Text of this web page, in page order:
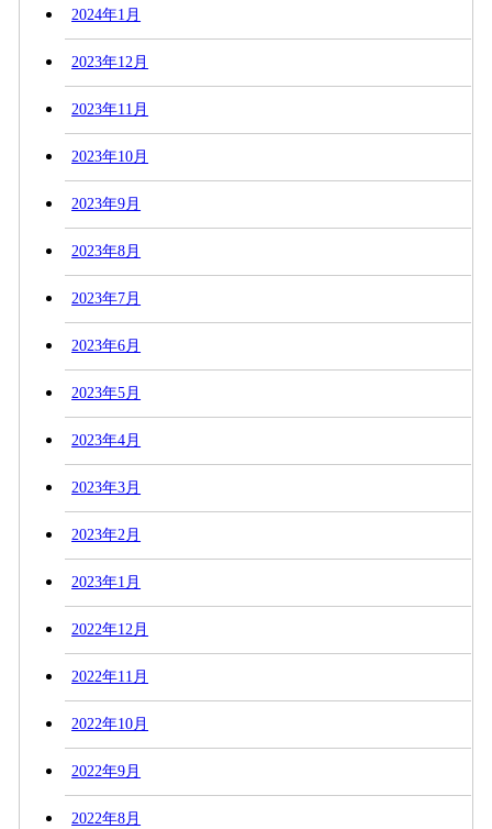
2024年1月
2023年12月
2023年11月
2023年10月
2023年9月
2023年8月
2023年7月
2023年6月
2023年5月
2023年4月
2023年3月
2023年2月
2023年1月
2022年12月
2022年11月
2022年10月
2022年9月
2022年8月